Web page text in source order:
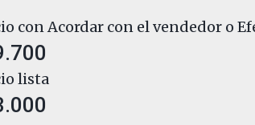
con Acordar con el vendedor o
lista